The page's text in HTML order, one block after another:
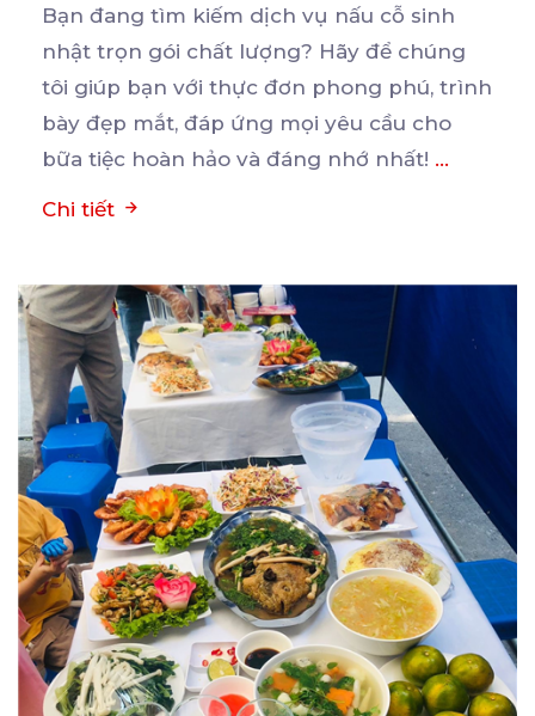
Bạn đang tìm kiếm dịch vụ nấu cỗ sinh
nhật trọn gói chất lượng? Hãy để chúng
tôi giúp bạn với thực đơn phong phú, trình
bày đẹp mắt, đáp ứng mọi yêu cầu cho
bữa tiệc hoàn hảo và đáng nhớ nhất! ...
Chi tiết